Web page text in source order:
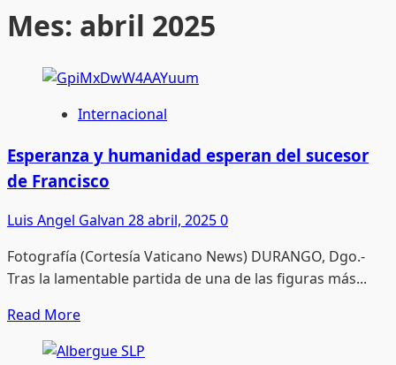
Mes: abril 2025
Internacional
Esperanza y humanidad esperan del sucesor
de Francisco
Luis Angel Galvan 28 abril, 20250
Fotografía (Cortesía Vaticano News) DURANGO, Dgo.-
Tras la lamentable partida de una de las figuras más...
Read MoreRead
about